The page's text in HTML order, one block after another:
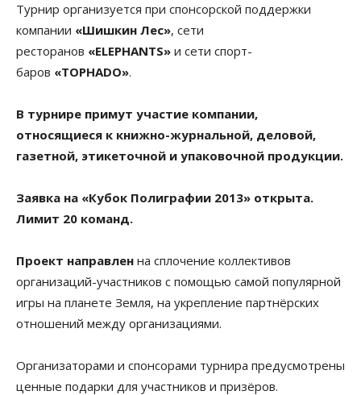
Турнир организуется при спонсорской поддержки
компании «Шишкин Лес», сети
ресторанов «ELEPHANTS» и сети спорт-
баров «ТОРНАDО».
В турнире примут участие компании,
относящиеся к книжно-журнальной, деловой,
газетной, этикеточной и упаковочной продукции.
Заявка на «Кубок Полиграфии 2013» открыта.
Лимит 20 команд.
Проект направлен на сплочение коллективов
организаций-участников с помощью самой популярной
игры на планете Земля, на укрепление партнёрских
отношений между организациями.
Организаторами и спонсорами турнира предусмотрены
ценные подарки для участников и призёров.